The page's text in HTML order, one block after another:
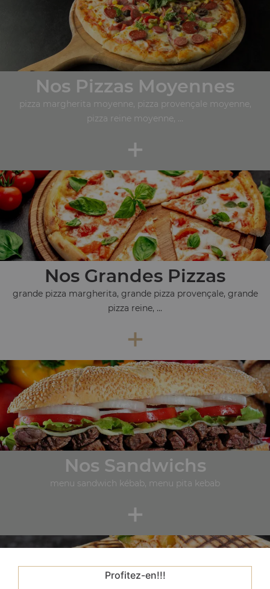
Nos Pizzas Moyennes
pizza margherita moyenne, pizza provençale moyenne,
pizza reine moyenne, ...
+
Nos Grandes Pizzas
grande pizza margherita, grande pizza provençale, grande
pizza reine, ...
+
Nos Sandwichs
menu sandwich kébab, menu pita kebab
+
Profitez-en!!!